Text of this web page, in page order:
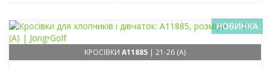
НОВИНКА
КРОСІВКИ A11885 | 21-26 (A)